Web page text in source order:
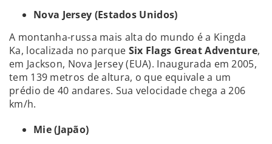
Nova Jersey (Estados Unidos)
A montanha-russa mais alta do mundo é a Kingda
Ka, localizada no parque Six Flags Great Adventure,
em Jackson, Nova Jersey (EUA). Inaugurada em 2005,
tem 139 metros de altura, o que equivale a um
prédio de 40 andares. Sua velocidade chega a 206
km/h.
Mie (Japão)